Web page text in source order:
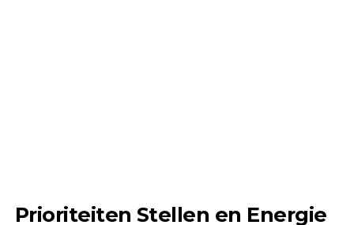
Prioriteiten Stellen en Energie